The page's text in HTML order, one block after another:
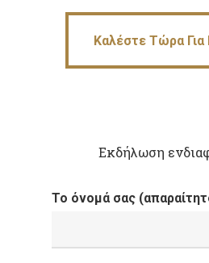
Καλέστε Τώρα Για Ραντεβού
Καλέστε Τώρα
Εκδήλωση
Το όνομά σας